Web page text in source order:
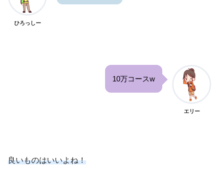
ひろっしー
10万コースw
エリー
良いものはいいよね！